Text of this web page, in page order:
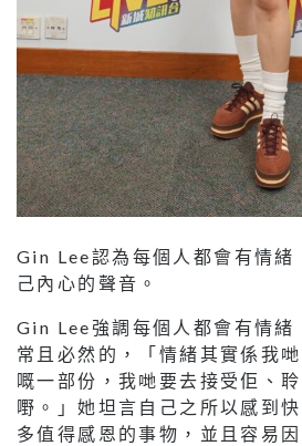
Gin Lee認為每個人都會有情緒
己內心的聲音。
Gin Lee強調每個人都會有情緒
常且必然的，「情緒其實係我
嘅一部份，我哋要去接受佢、
嘢。」她坦言自己之所以感到
多值得感恩的事物，並且容易